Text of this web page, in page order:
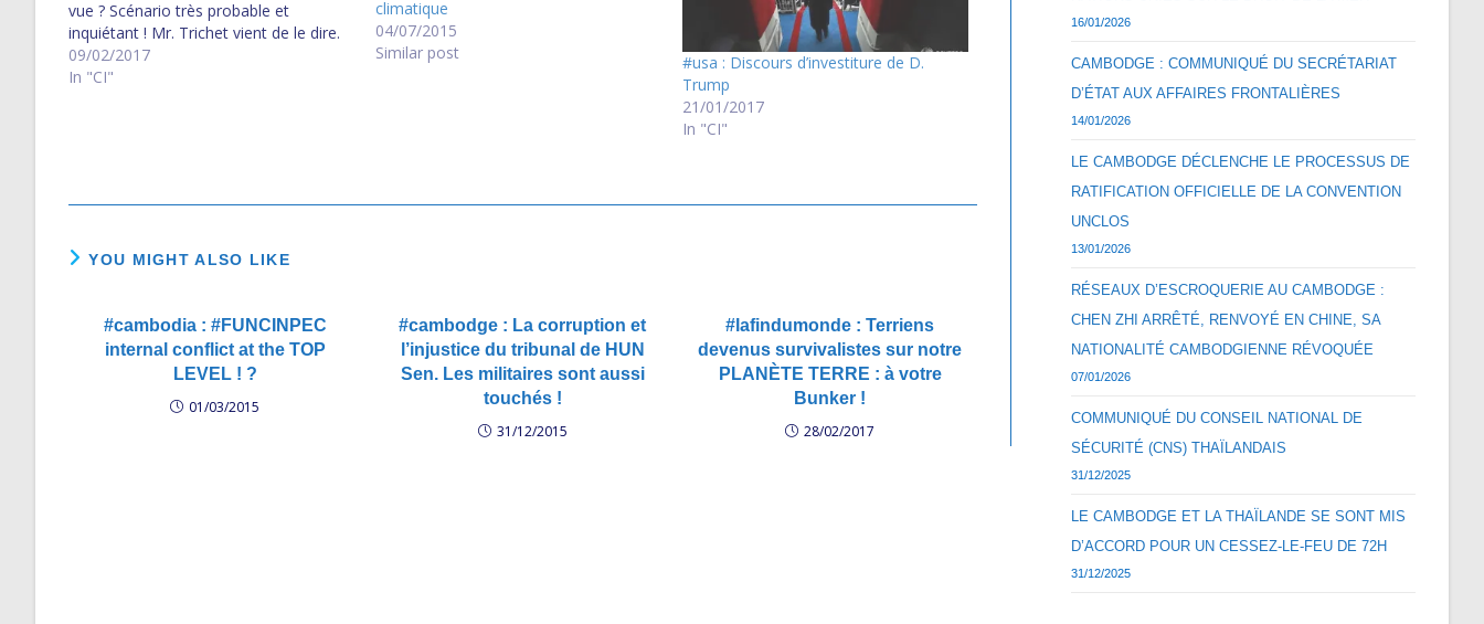
vue ? Scénario très probable et
inquiétant ! Mr. Trichet vient de le dire.
A relire aussi : #US : Mr. Trump,
attention à la récession économique
09/02/2017
In "CI"
climatique
04/07/2015
Similar post
#usa : Discours d’investiture de D.
Trump
21/01/2017
In "CI"
YOU MIGHT ALSO LIKE
#cambodia : #FUNCINPEC
internal conflict at the TOP
LEVEL ! ?
01/03/2015
#cambodge : La corruption et
l’injustice du tribunal de HUN
Sen. Les militaires sont aussi
touchés !
31/12/2015
#lafindumonde : Terriens
devenus survivalistes sur notre
PLANÈTE TERRE : à votre
Bunker !
28/02/2017
16/01/2026
CAMBODGE : COMMUNIQUÉ DU SECRÉTARIAT
D’ÉTAT AUX AFFAIRES FRONTALIÈRES
14/01/2026
LE CAMBODGE DÉCLENCHE LE PROCESSUS DE
RATIFICATION OFFICIELLE DE LA CONVENTION
UNCLOS
13/01/2026
RÉSEAUX D’ESCROQUERIE AU CAMBODGE :
CHEN ZHI ARRÊTÉ, RENVOYÉ EN CHINE, SA
NATIONALITÉ CAMBODGIENNE RÉVOQUÉE
07/01/2026
COMMUNIQUÉ DU CONSEIL NATIONAL DE
SÉCURITÉ (CNS) THAÏLANDAIS
31/12/2025
LE CAMBODGE ET LA THAÏLANDE SE SONT MIS
D’ACCORD POUR UN CESSEZ-LE-FEU DE 72H
31/12/2025